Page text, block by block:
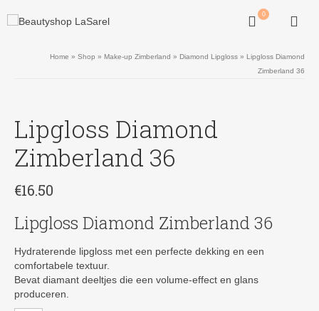
0
Home » Shop » Make-up Zimberland » Diamond Lipgloss » Lipgloss Diamond
Zimberland 36
Lipgloss Diamond
Zimberland 36
€16.50
Lipgloss Diamond Zimberland 36
Hydraterende lipgloss met een perfecte dekking en een
comfortabele textuur.
Bevat diamant deeltjes die een volume-effect en glans
produceren.